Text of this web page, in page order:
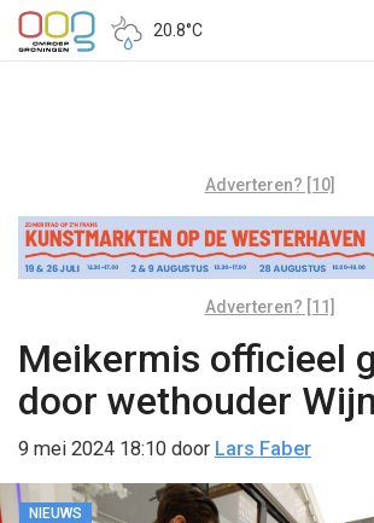
20.8°C
Adverteren? [10]
Adverteren? [11]
Meikermis officieel
door wethouder
9 mei 2024 18:10 door Lars Faber
NIEUWS